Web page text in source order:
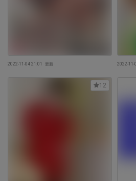
2022-11-04 21:01 更新 2022-11-
12